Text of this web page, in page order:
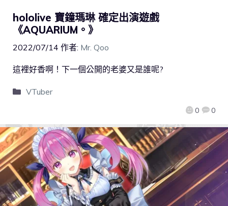
hololive 寶鐘瑪琳 確定出演遊戲
《AQUARIUM。》
2022/07/14 作者: Mr. Qoo
0 0
這裡好香啊！下一個公開的老婆又是誰呢?
VTuber